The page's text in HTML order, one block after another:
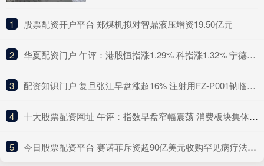
1 ​股票配资开户平台 郑煤机拟对智鼎液压增资19.50亿元
2 ​华夏配资门户 午评：港股恒指涨1.29% 科指涨1.32% 宁德时代涨近17%
3 ​配资知识门户 复旦张江早盘涨超16% 注射用FZ-P001钠临床试验申请获国家药监局受理
4 ​十大股票配资网址 午评：指数早盘窄幅震荡 消费板块集体调整
5 ​今日股票配资平台 赛诺菲斥资超90亿美元收购罕见病疗法公司